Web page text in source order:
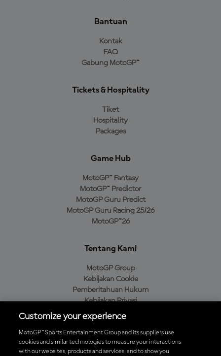
Bantuan
Kontak
FAQ
Gabung MotoGP™
Tickets & Hospitality
Tiket
Hospitality
Packages
Game Hub
MotoGP™ Fantasy
MotoGP™ Predictor
MotoGP Guru Predict
MotoGP Guru Racing 25/26
MotoGP™26
Tentang Kami
MotoGP Group
Kebijakan Cookie
Pemberitahuan Hukum
Kebijakan Privasi
Kebijakan Pembelian
Unduh Aplikasi Resmi MotoGP™
Customize your experience
MotoGP™ Sports Entertainment Group and its suppliers use
cookies and similar technologies to measure your interactions
with our websites, products and services, and to show you